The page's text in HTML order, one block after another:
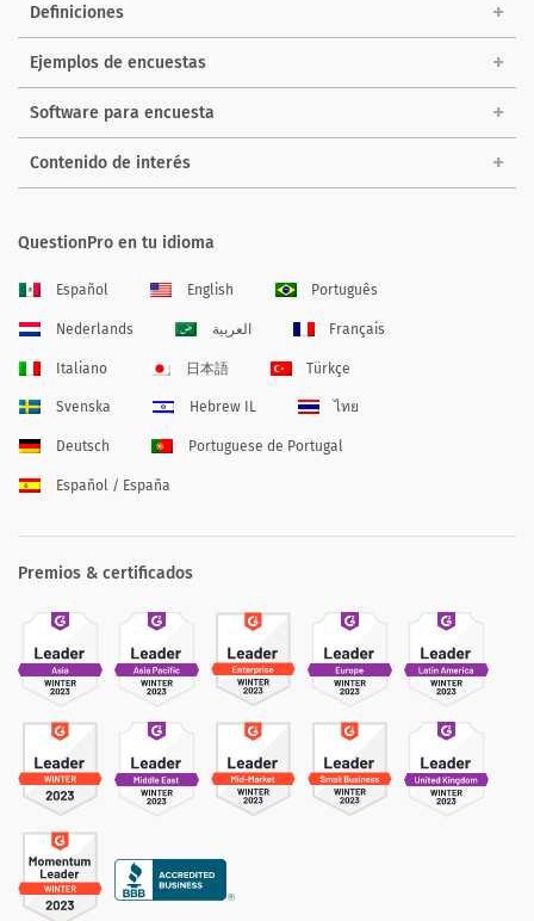
Definiciones
Ejemplos de encuestas
Software para encuesta
Contenido de interés
QuestionPro en tu idioma
Español English Português
Nederlands العربية Français
Italiano 日本語 Türkçe
Svenska Hebrew IL ไทย
Deutsch Portuguese de Portugal
Español / España
Premios & certificados